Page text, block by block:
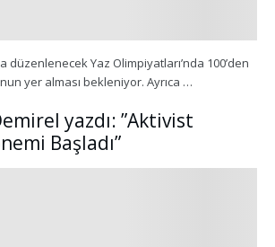
düzenlenecek Yaz Olimpiyatları’nda 100’den
yer alması bekleniyor. Ayrıca …
yazdı: ”Aktivist
Başladı”